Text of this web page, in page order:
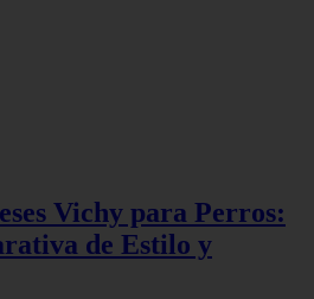
Vichy para Perros:
de Estilo y